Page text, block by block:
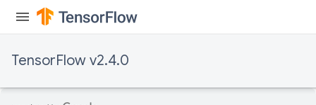
TensorFlow v2.4.0